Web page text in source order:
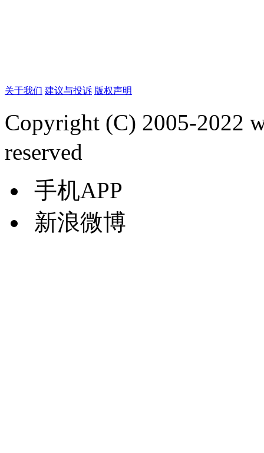
关于我们 建议与投诉 版权声明
Copyright (C) 2005-2022
reserved
手机APP
新浪微博